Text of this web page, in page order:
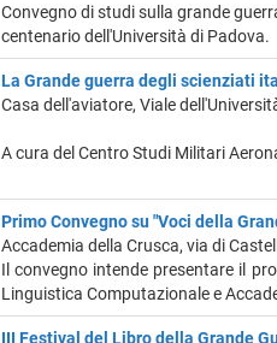
Convegno di studi sulla grande
centenario dell'Università di Padova.
La Grande guerra degli scienziati
Casa dell'aviatore, Viale
A cura del Centro Studi Militari
Primo Convegno su "Voci della
Accademia della Crusca, via di
Il convegno intende presentare il
Linguistica Computazionale e
III Festival del Libro della Grande